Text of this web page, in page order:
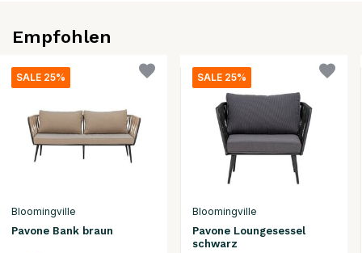
Empfohlen
SALE 25%
Bloomingville
Pavone Bank braun
SALE 25%
Bloomingville
Pavone Loungesessel
schwarz